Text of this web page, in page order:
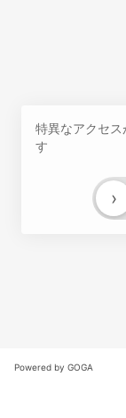
特異なアクセ
す
›
Powered by GOGA